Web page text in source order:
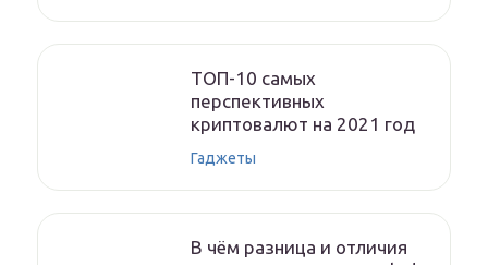
ТОП-10 самых
перспективных
криптовалют на 2021 год
Гаджеты
В чём разница и отличия